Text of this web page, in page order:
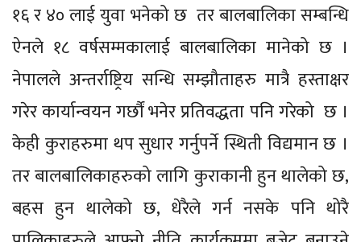
१६ र ४० लाई युवा भनेको छ तर बालबालिका सम्बन्धि
ऐनले १८ वर्षसम्मकालाई बालबालिका मानेको छ ।
नेपालले अन्तर्राष्ट्रिय सन्धि सम्झौताहरु मात्रै हस्ताक्षर
गरेर कार्यान्वयन गर्छौं भनेर प्रतिवद्धता पनि गरेको छ ।
केही कुराहरुमा थप सुधार गर्नुपर्ने स्थिती विद्यमान छ ।
तर बालबालिकाहरुको लागि कुराकानी हुन थालेको छ,
बहस हुन थालेको छ, धेरैले गर्न नसके पनि थोरै